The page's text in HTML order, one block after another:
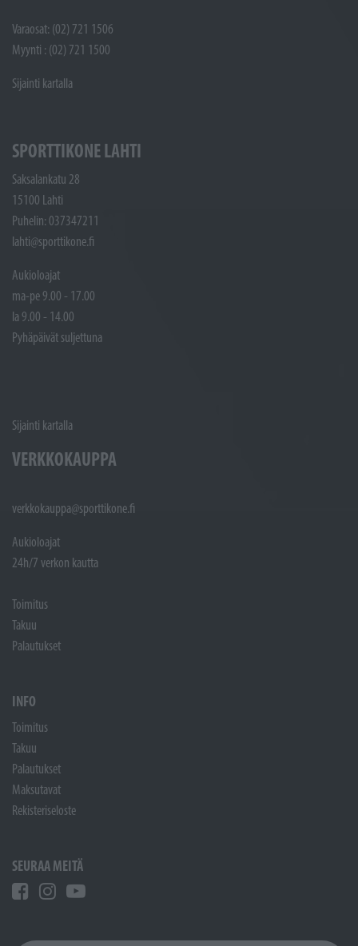
Varaosat: (02) 721 1506
Myynti : (02) 721 1500
Sijainti kartalla
SPORTTIKONE LAHTI
Saksalankatu 28
15100 Lahti
Puhelin: 037347211
lahti@sporttikone.fi
Aukioloajat
ma-pe 9.00 - 17.00
la 9.00 - 14.00
Pyhäpäivät suljettuna
Sijainti kartalla
VERKKOKAUPPA
verkkokauppa@sporttikone.fi
Aukioloajat
24h/7 verkon kautta
Toimitus
Takuu
Palautukset
INFO
Toimitus
Takuu
Palautukset
Maksutavat
Rekisteriseloste
SEURAA MEITÄ